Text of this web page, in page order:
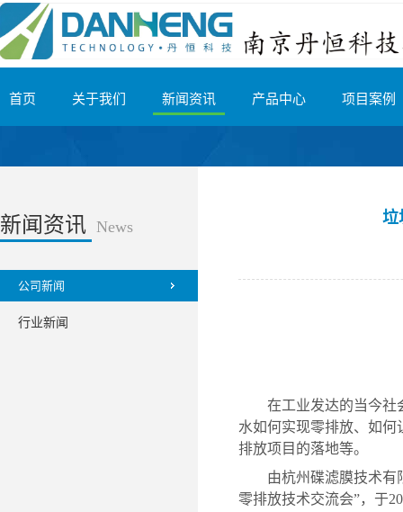
首页 关于我们 新闻资讯 产品中心 项目案例
新闻资讯 News
公司新闻
行业新闻
垃
在工业发达的当今社
水如何实现零排放、如
排放项目的落地等。
由杭州碟滤膜技术有
零排放技术交流会”，于